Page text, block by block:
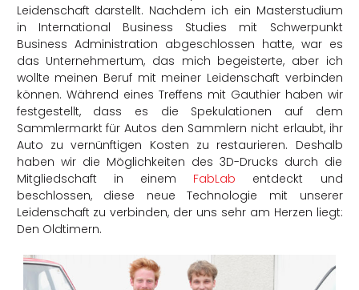
Leidenschaft darstellt. Nachdem ich ein Masterstudium
in International Business Studies mit Schwerpunkt
Business Administration abgeschlossen hatte, war es
das Unternehmertum, das mich begeisterte, aber ich
wollte meinen Beruf mit meiner Leidenschaft verbinden
können. Während eines Treffens mit Gauthier haben wir
festgestellt, dass es die Spekulationen auf dem
Sammlermarkt für Autos den Sammlern nicht erlaubt, ihr
Auto zu vernünftigen Kosten zu restaurieren. Deshalb
haben wir die Möglichkeiten des 3D-Drucks durch die
Mitgliedschaft in einem FabLab entdeckt und
beschlossen, diese neue Technologie mit unserer
Leidenschaft zu verbinden, der uns sehr am Herzen liegt:
Den Oldtimern.